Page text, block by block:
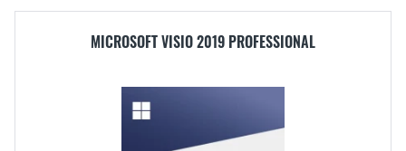
MICROSOFT VISIO 2019 PROFESSIONAL